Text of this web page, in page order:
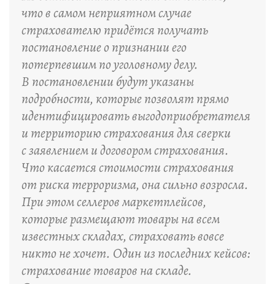
что в самом неприятном случае
страхователю придётся получать
постановление о признании его
потерпевшим по уголовному делу.
В постановлении будут указаны
подробности, которые позволят прямо
идентифицировать выгодоприобретателя
и территорию страхования для сверки
с заявлением и договором страхования.
Что касается стоимости страхования
от риска терроризма, она сильно возросла.
При этом селлеров маркетплейсов,
которые размещают товары на всем
известных складах, страховать вовсе
никто не хочет. Один из последних кейсов:
страхование товаров на складе.